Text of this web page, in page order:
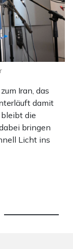
Iran, das
damit
die
bringen
Licht ins